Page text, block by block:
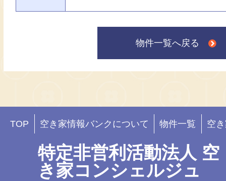
物件一覧へ戻る
TOP 空き家情報バンクについて 物件一覧 空
特定非営利活動法人 空
き家コンシェルジュ